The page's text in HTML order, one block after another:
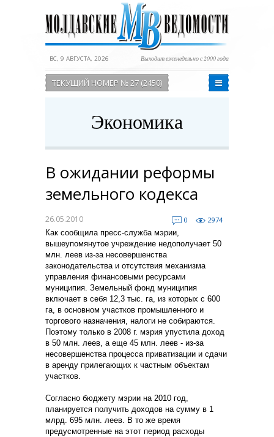
ВС, 9 АВГУСТА, 2026 Выходит еженедельно с 2000 года
ТЕКУЩИЙ НОМЕР № 27 (2450)
Экономика
В ожидании реформы
земельного кодекса
26.05.2010 0
2974
Как сообщила пресс-служба мэрии,
вышеупомянутое учреждение недополучает 50
млн. леев из-за несовершенства
законодательства и отсутствия механизма
управления финансовыми ресурсами
муниципия. Земельный фонд муниципия
включает в себя 12,3 тыс. га, из которых с 600
га, в основном участков промышленного и
торгового назначения, налоги не собираются.
Поэтому только в 2008 г. мэрия упустила доход
в 50 млн. леев, а еще 45 млн. леев - из-за
несовершенства процесса приватизации и сдачи
в аренду прилегающих к частным объектам
участков.
Согласно бюджету мэрии на 2010 год,
планируется получить доходов на сумму в 1
млрд. 695 млн. леев. В то же время
предусмотренные на этот период расходы